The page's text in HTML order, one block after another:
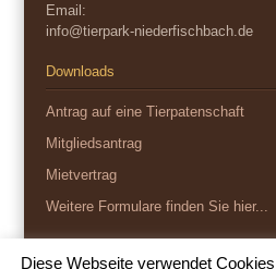
Email:
info@tierpark-niederfischbach.de
Downloads
Antrag auf eine Tierpatenschaft
Mitgliedsantrag
Mietvertrag
Weitere Formulare finden Sie hier...
Copyright 2026
Diese Webseite verwendet